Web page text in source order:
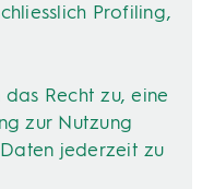
Profiling,
Recht zu, eine
zur Nutzung
jederzeit zu